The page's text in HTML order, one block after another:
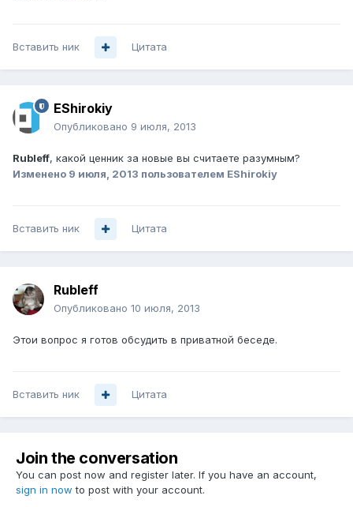
Вставить ник Цитата
EShirokiy
Опубликовано 9 июля, 2013
Rubleff, какой ценник за новые вы считаете разумным?
Изменено 9 июля, 2013 пользователем EShirokiy
Вставить ник Цитата
Rubleff
Опубликовано 10 июля, 2013
Этои вопрос я готов обсудить в приватной беседе.
Вставить ник Цитата
Join the conversation
You can post now and register later. If you have an account,
sign in now to post with your account.